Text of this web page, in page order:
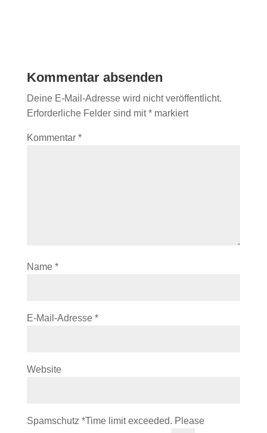
Kommentar absenden
Deine E-Mail-Adresse wird nicht veröffentlicht.
Erforderliche Felder sind mit*markiert
Kommentar *
Name *
E-Mail-Adresse *
Website
Spamschutz *Time limit exceeded. Please